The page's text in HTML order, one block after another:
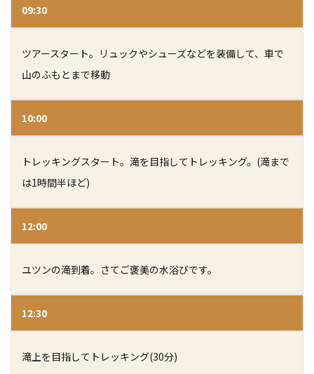
09:30
ツアースタート。 リュックやシューズなどを装備して、車で
山のふもとまで移動
10:00
トレッキングスタート。 滝を目指してトレッキング。(滝まで
は1時間半ほど)
12:00
ユツンの滝到着。さてご褒美の水浴びです。
12:30
滝上を目指してトレッキング(30分)